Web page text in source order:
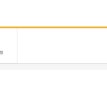
15,410 305